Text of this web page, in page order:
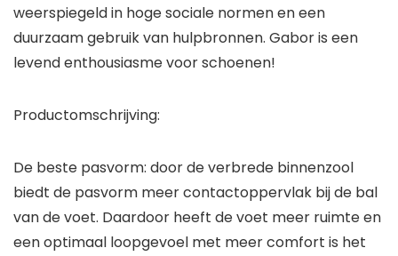
weerspiegeld in hoge sociale normen en een
duurzaam gebruik van hulpbronnen. Gabor is een
levend enthousiasme voor schoenen!
Productomschrijving:
De beste pasvorm: door de verbrede binnenzool
biedt de pasvorm meer contactoppervlak bij de bal
van de voet. Daardoor heeft de voet meer ruimte en
een optimaal loopgevoel met meer comfort is het